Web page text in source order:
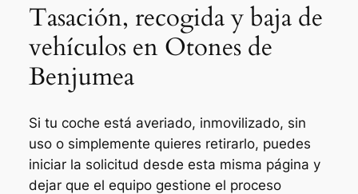
Tasación, recogida y baja de
vehículos en Otones de
Benjumea
Si tu coche está averiado, inmovilizado, sin
uso o simplemente quieres retirarlo, puedes
iniciar la solicitud desde esta misma página y
dejar que el equipo gestione el proceso